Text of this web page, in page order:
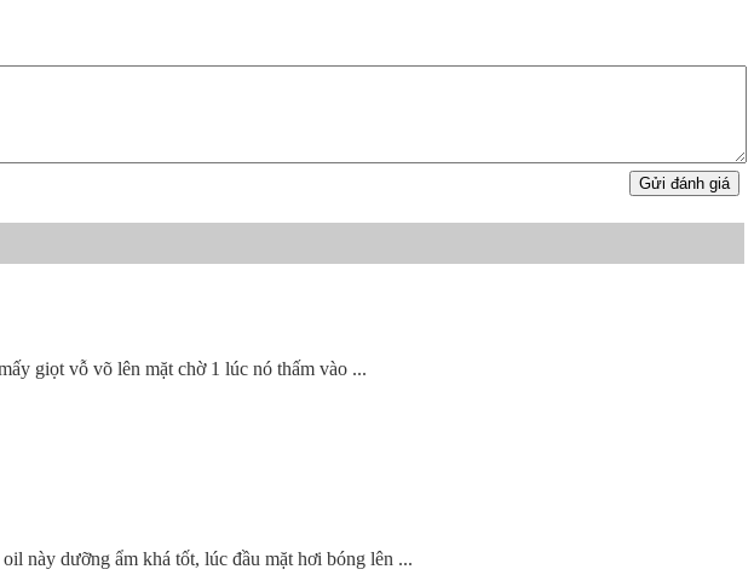
Gửi đánh giá
giọt vỗ võ lên mặt chờ 1 lúc nó thấm vào ...
này dưỡng ẩm khá tốt, lúc đầu mặt hơi bóng lên ...